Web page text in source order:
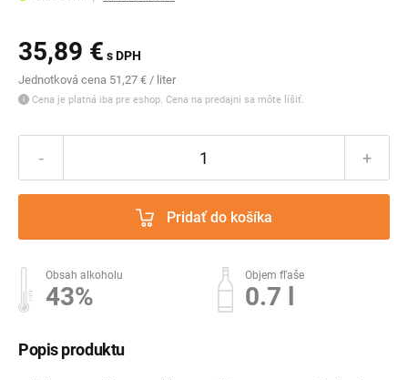
35,89 € s DPH
Jednotková cena 51,27 € / liter
Cena je platná iba pre eshop. Cena na predajni sa môte líšiť.
- +
Pridať do košíka
Obsah alkoholu
43%
Objem fľaše
0.7 l
Popis produktu